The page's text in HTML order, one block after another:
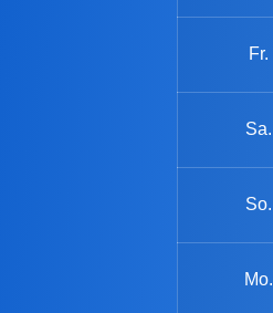
Fr.
Sa.
So.
Mo.